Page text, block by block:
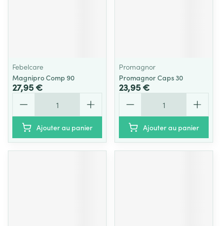
Febelcare
Magnipro Comp 90
27,95 €
Ajouter au panier
Promagnor
Promagnor Caps 30
23,95 €
Ajouter au panier